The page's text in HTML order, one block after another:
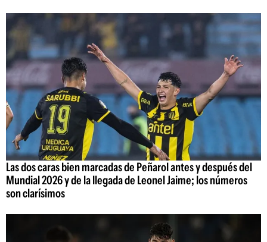
Las dos caras bien marcadas de Peñarol antes y después del
Mundial 2026 y de la llegada de Leonel Jaime; los números
son clarísimos